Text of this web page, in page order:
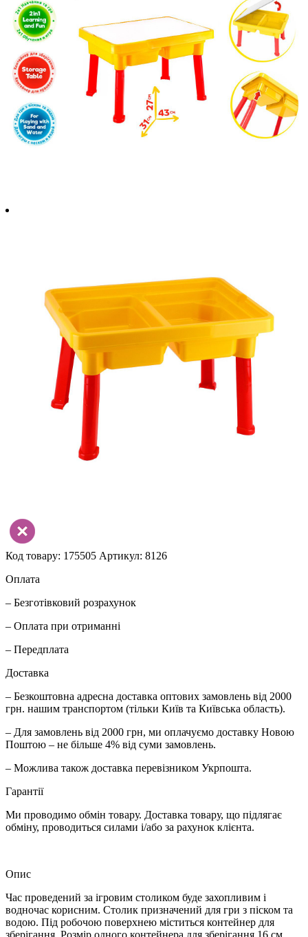
Код товару: 175505 Артикул: 8126
Оплата
– Безготівковий розрахунок
– Оплата при отриманні
– Передплата
Доставка
– Безкоштовна адресна доставка оптових замовлень від 2000
грн. нашим транспортом (тільки Київ та Київська область).
– Для замовлень від 2000 грн, ми оплачуємо доставку Новою
Поштою – не більше 4% від суми замовлень.
– Можлива також доставка перевізником Укрпошта.
Гарантії
Ми проводимо обмін товару. Доставка товару, що підлягає
обміну, проводиться силами і/або за рахунок клієнта.
Опис
Час проведений за ігровим столиком буде захопливим і
водночас корисним. Столик призначений для гри з піском та
водою. Під робочою поверхнею міститься контейнер для
зберігання. Розмір одного контейнера для зберігання 16 см.